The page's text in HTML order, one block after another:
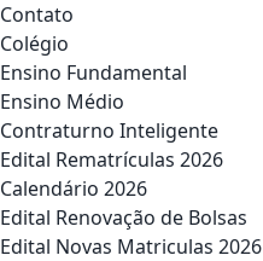
Contato
Colégio
Ensino Fundamental
Ensino Médio
Contraturno Inteligente
Edital Rematrículas 2026
Calendário 2026
Edital Renovação de Bolsas
Edital Novas Matriculas 2026